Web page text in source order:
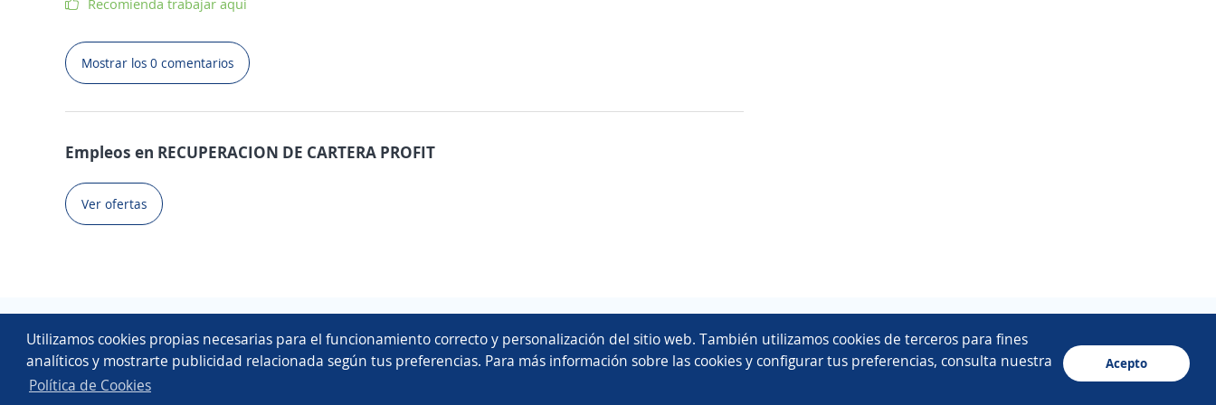
Utilizamos cookies propias necesarias para el funcionamiento correcto y personalización del sitio web. También utilizamos cookies de terceros para fines
analíticos y mostrarte publicidad relacionada según tus preferencias. Para más información sobre las cookies y configurar tus preferencias, consulta nuestra
Política de Cookies
Acepto
Recomienda trabajar aquí
Mostrar los 0 comentarios
Empleos en RECUPERACION DE CARTERA PROFIT
Ver ofertas
Aviso legal/privacidad